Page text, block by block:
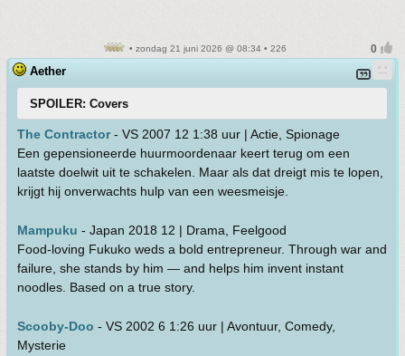
• zondag 21 juni 2026 @ 08:34 • 226
Aether
SPOILER: Covers
The Contractor- VS 2007 12 1:38 uur | Actie, Spionage
Een gepensioneerde huurmoordenaar keert terug om een
laatste doelwit uit te schakelen. Maar als dat dreigt mis te lopen,
krijgt hij onverwachts hulp van een weesmeisje.
Mampuku - Japan 2018 12 | Drama, Feelgood
Food-loving Fukuko weds a bold entrepreneur. Through war and
failure, she stands by him — and helps him invent instant
noodles. Based on a true story.
Scooby-Doo - VS 2002 6 1:26 uur | Avontuur, Comedy,
Mysterie